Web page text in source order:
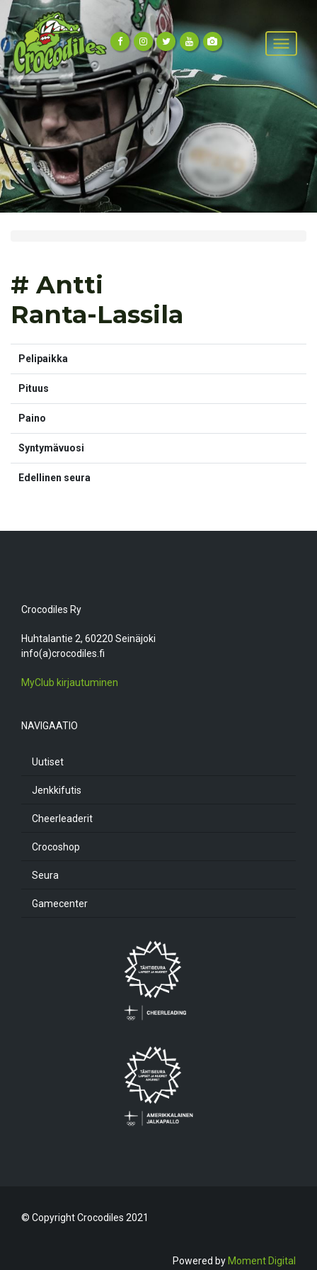
# Antti
Ranta-Lassila
Pelipaikka
Pituus
Paino
Syntymävuosi
Edellinen seura
Crocodiles Ry
Huhtalantie 2, 60220 Seinäjoki
info(a)crocodiles.fi
MyClub kirjautuminen
NAVIGAATIO
Uutiset
Jenkkifutis
Cheerleaderit
Crocoshop
Seura
Gamecenter
© Copyright Crocodiles 2021
Powered by Moment Digital